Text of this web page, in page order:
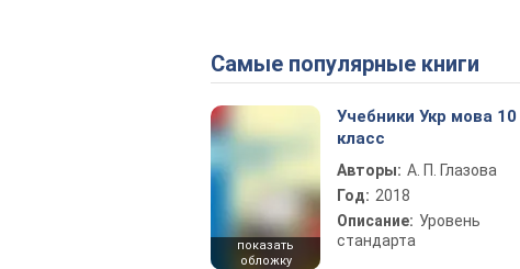
Самые популярные книги
показать
обложку
Учебники Укр мова 10
класс
Авторы: А. П. Глазова
Год: 2018
Описание: Уровень
стандарта